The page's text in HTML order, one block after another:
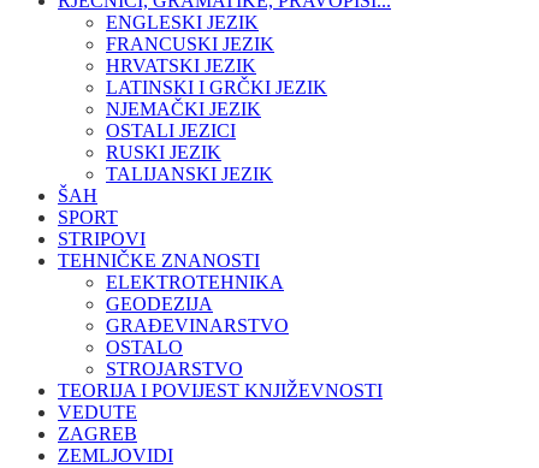
ENGLESKI JEZIK
FRANCUSKI JEZIK
HRVATSKI JEZIK
LATINSKI I GRČKI JEZIK
NJEMAČKI JEZIK
OSTALI JEZICI
RUSKI JEZIK
TALIJANSKI JEZIK
ŠAH
SPORT
STRIPOVI
TEHNIČKE ZNANOSTI
ELEKTROTEHNIKA
GEODEZIJA
GRAĐEVINARSTVO
OSTALO
STROJARSTVO
TEORIJA I POVIJEST KNJIŽEVNOSTI
VEDUTE
ZAGREB
ZEMLJOVIDI